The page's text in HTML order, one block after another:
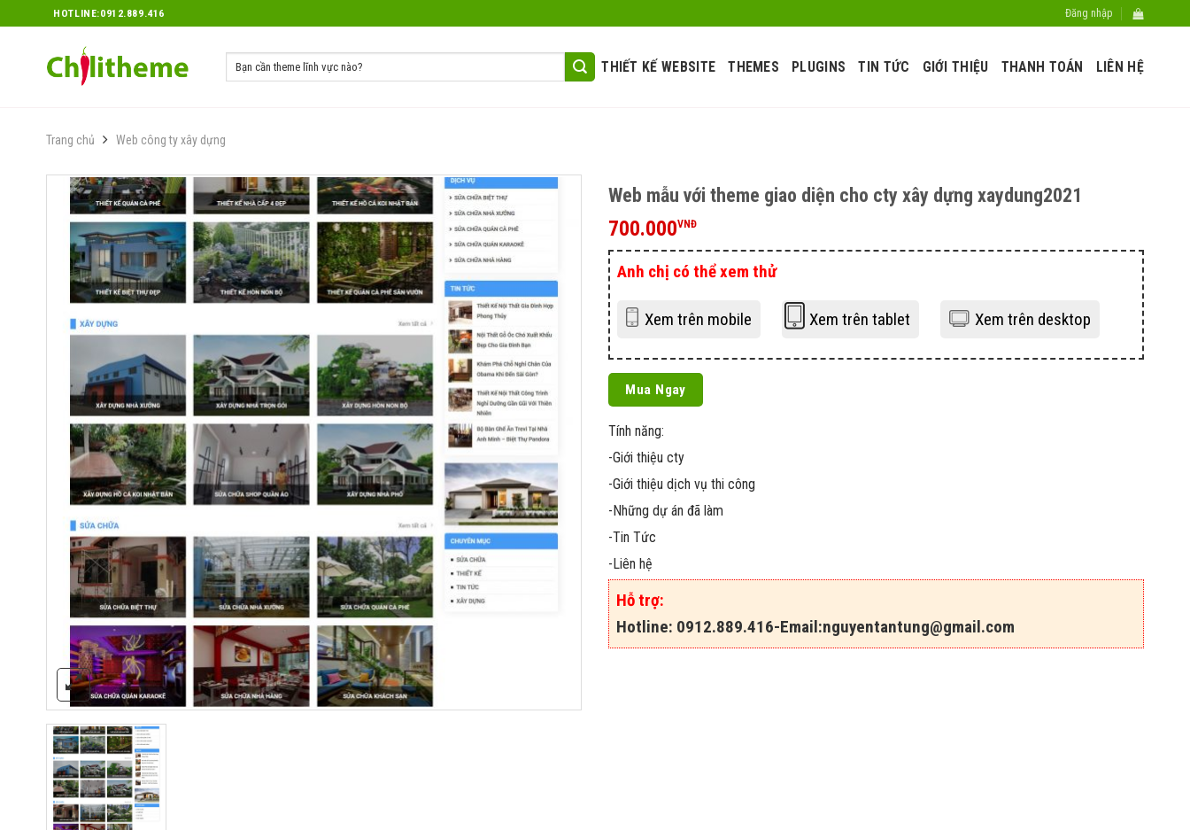
to
HOTLINE:0912.889.416 Đăng nhập
THIẾT KẾ WEBSITE THEMES PLUGINS TIN TỨC GIỚI THIỆU THANH TOÁN LIÊN HỆ
Trang chủ Web công ty xây dựng
Web mẫu với theme giao diện cho cty xây dựng xaydung2021
700.000VNĐ
Anh chị có thể xem thử
Xem trên mobile Xem trên tablet Xem trên desktop
Mua Ngay
Tính năng:
-Giới thiệu cty
-Giới thiệu dịch vụ thi công
-Những dự án đã làm
-Tin Tức
-Liên hệ
Hỗ trợ:
Hotline: 0912.889.416-Email:nguyentantung@gmail.com